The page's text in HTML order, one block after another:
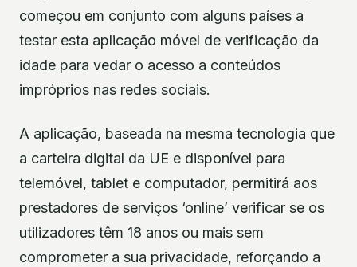
começou em conjunto com alguns países a
testar esta aplicação móvel de verificação da
idade para vedar o acesso a conteúdos
impróprios nas redes sociais.
A aplicação, baseada na mesma tecnologia que
a carteira digital da UE e disponível para
telemóvel, tablet e computador, permitirá aos
prestadores de serviços ‘online’ verificar se os
utilizadores têm 18 anos ou mais sem
comprometer a sua privacidade, reforçando a